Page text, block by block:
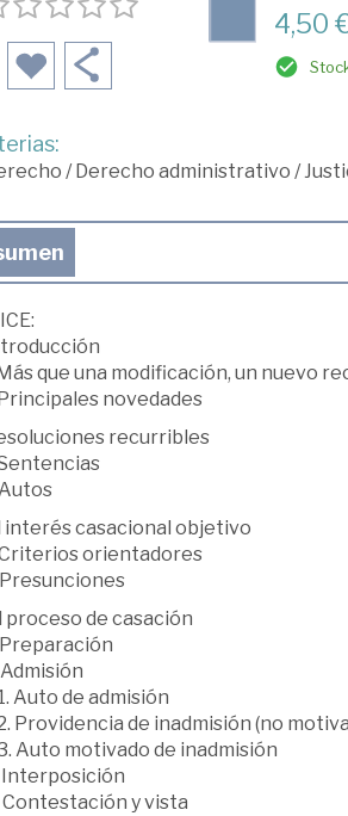
4,50
/Derecho administrativo /
Más que una modificación, un nuevo
Principales novedades
recurribles
interés casacional objetivo
Criterios orientadores
proceso de casación
Preparación
Auto de admisión
Providencia de inadmisión (no
Auto motivado de inadmisión
Interposición
Contestación y vista